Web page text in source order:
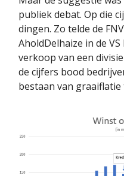
publiek debat. Op die
dingen. Zo telde de
AholdDelhaize in de
verkoop van een
de cijfers bood
bestaan van